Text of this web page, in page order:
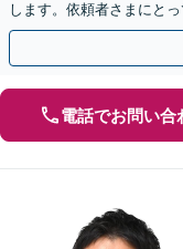
します。依頼者さまにと
ぜひお任せください【本
電話でお問い合